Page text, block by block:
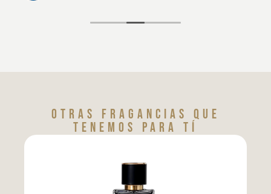
Otras fragancias que
tenemos para tí